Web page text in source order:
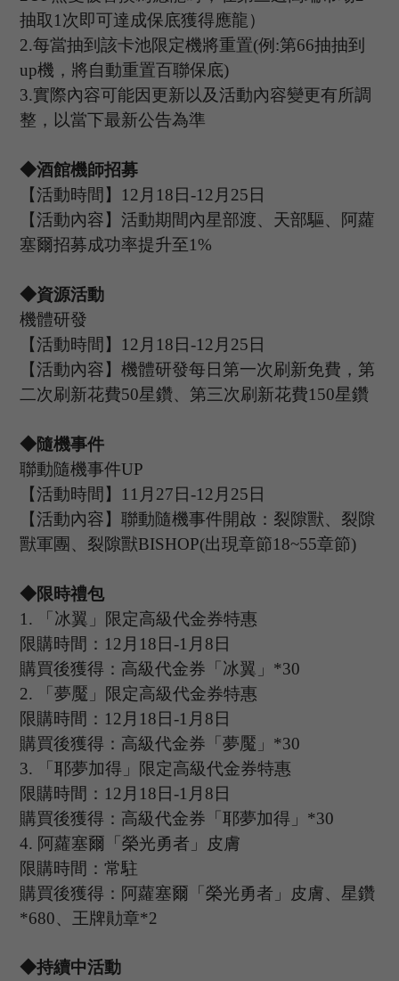
抽取 1次即可達成保底獲得應龍）
2.每當抽到該卡池限定機將重置(例 :第66抽抽到
up機，將自動重置百聯保底)
3.實際內容可能因更新以及活動內容變更有所調
整，以當下最新公告為準
◆酒館機師招募
【活動時間】 12月 18 日-12月 25 日
【活動內容】活動期間內星部渡、天部驅、阿蘿
塞爾招募成功率提升至1%
◆資源活動
機體研發
【活動時間】 12月 18 日-12月 25 日
【活動內容】機體研發每日第一次刷新免費，第
二次刷新花費50星鑽、第三次刷新花費150星鑽
◆隨機事件
聯動隨機事件UP
【活動時間】 11 月 27 日-12月 25 日
【活動內容】聯動隨機事件開啟：裂隙獸、裂隙
獸軍團、裂隙獸BISHOP(出現章節18~55章節)
◆限時禮包
1.
「冰翼」限定高級代金券特惠
限購時間： 12月 18 日-1 月 8 日
購買後獲得：高級代金券「冰翼」 *30
2.
「夢魘」限定高級代金券特惠
限購時間： 12月 18 日-1 月 8 日
購買後獲得：高級代金券「夢魘」 *30
3.
「耶夢加得」限定高級代金券特惠
限購時間： 12月 18 日-1 月 8 日
購買後獲得：高級代金券「耶夢加得」 *30
4. 阿蘿塞爾「榮光勇者」皮膚
限購時間：常駐
購買後獲得：阿蘿塞爾「榮光勇者」皮膚、星鑽
*680、王牌勛章*2
◆持續中活動